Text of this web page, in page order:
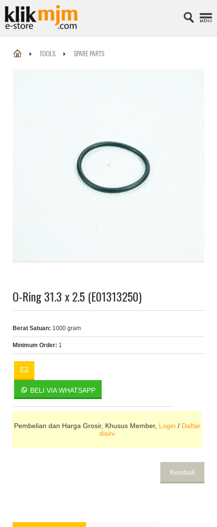
TOOLS SPARE PARTS
O-Ring 31.3 x 2.5 (E01313250)
Berat Satuan: 1000 gram
Minimum Order: 1
BELI VIA WHATSAPP
Pembelian dan Harga Grosir, Khusus Member, Login / Daftar
disini
Kembali